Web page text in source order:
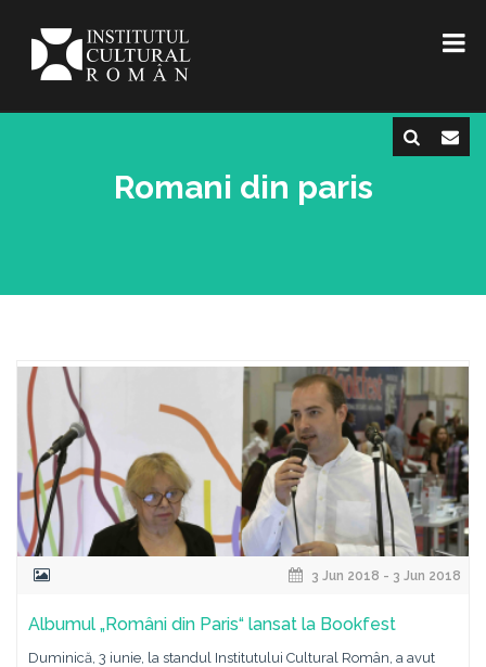
Romani din paris
3 Jun 2018 - 3 Jun 2018
Albumul „Români din Paris“ lansat la Bookfest
Duminică, 3 iunie, la standul Institutului Cultural Român, a avut